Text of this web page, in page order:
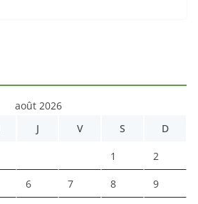
août 2026
J V S D
1 2
6 7 8 9